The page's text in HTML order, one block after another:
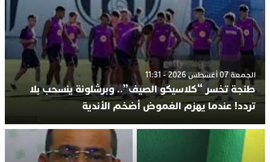
الجمعة 07 أغسطس 2026 - 11:31
طنجة تخسر “كلاسيكو الصيف”.. وبرشلونة ينسحب بلا
تردد! عندما يهزم الغموض أضخم الأندية